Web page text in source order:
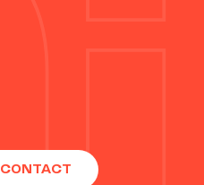
CONTACT